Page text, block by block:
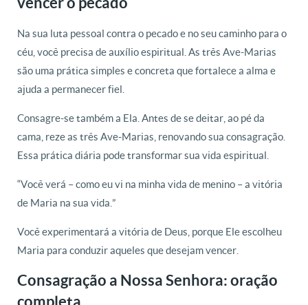
Na sua luta pessoal contra o pecado e no seu caminho para o
céu, você precisa de auxílio espiritual. As três Ave-Marias
são uma prática simples e concreta que fortalece a alma e
ajuda a permanecer fiel.
Consagre-se também a Ela. Antes de se deitar, ao pé da
cama, reze as três Ave-Marias, renovando sua consagração.
Essa prática diária pode transformar sua vida espiritual.
“Você verá – como eu vi na minha vida de menino – a vitória
de Maria na sua vida.”
Você experimentará a vitória de Deus, porque Ele escolheu
Maria para conduzir aqueles que desejam vencer.
Consagração a Nossa Senhora: oração
completa